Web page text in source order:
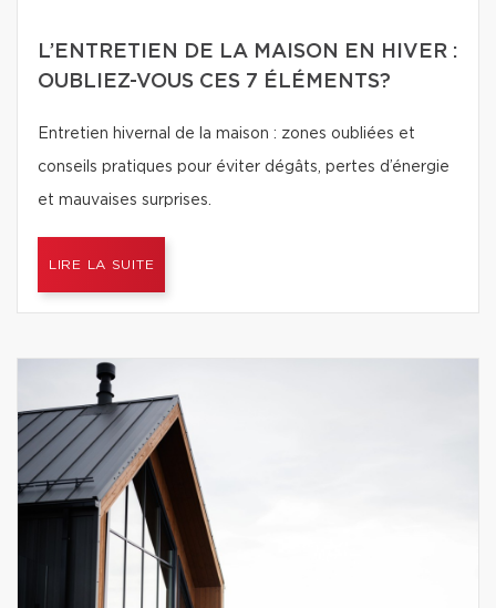
L’ENTRETIEN DE LA MAISON EN HIVER :
OUBLIEZ-VOUS CES 7 ÉLÉMENTS?
Entretien hivernal de la maison : zones oubliées et
conseils pratiques pour éviter dégâts, pertes d’énergie
et mauvaises surprises.
LIRE LA SUITE